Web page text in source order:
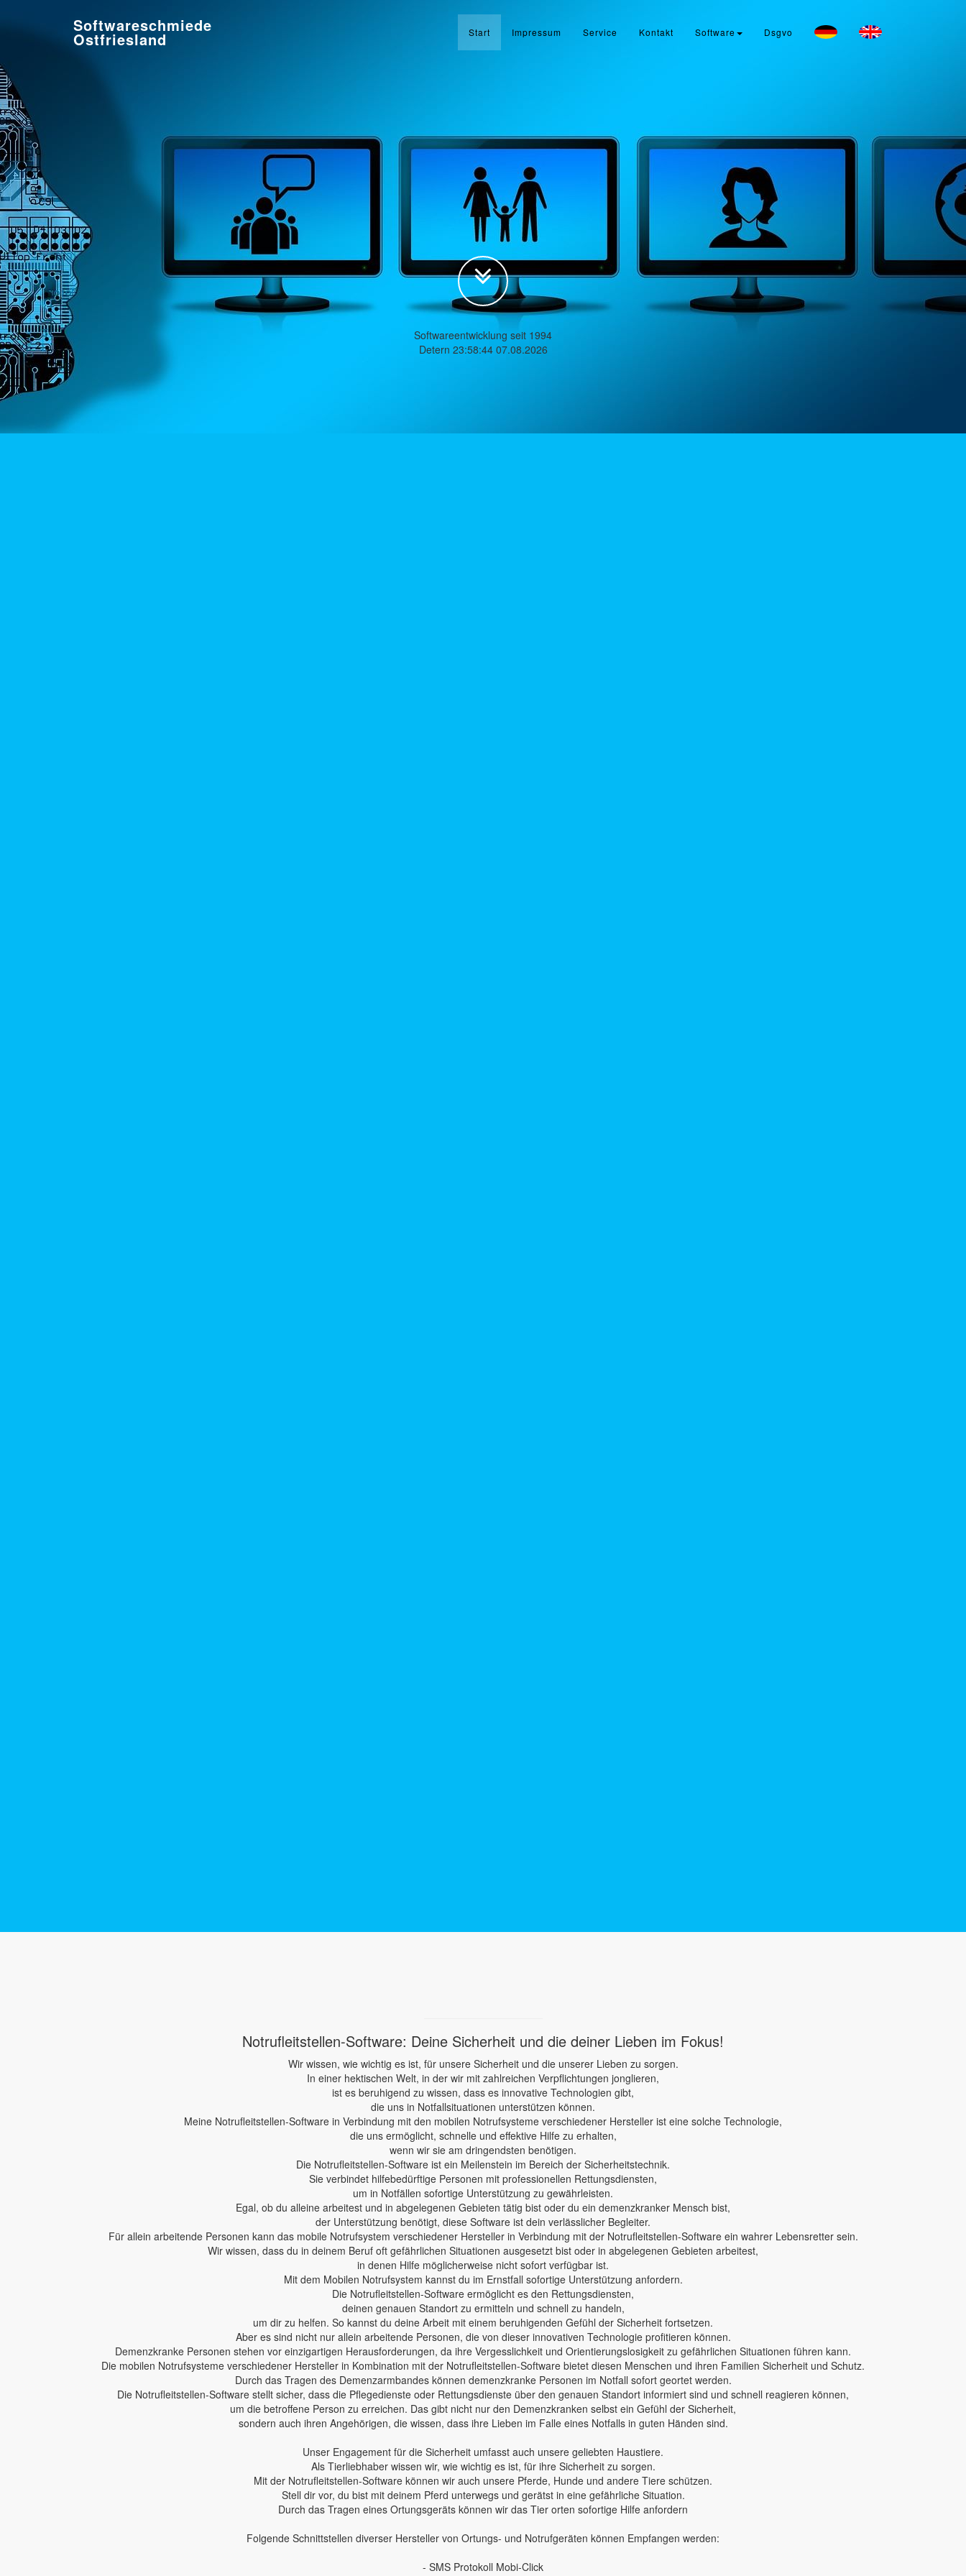
Softwareschmiede
Ostfriesland Start Impressum Service Kontakt Software Dsgvo
Softwareentwicklung seit 1994
Detern 23:58:44 07.08.2026
Notrufleitstellen-Software: Deine Sicherheit und die deiner Lieben im Fokus!
Wir wissen, wie wichtig es ist, für unsere Sicherheit und die unserer Lieben zu sorgen.
In einer hektischen Welt, in der wir mit zahlreichen Verpflichtungen jonglieren,
ist es beruhigend zu wissen, dass es innovative Technologien gibt,
die uns in Notfallsituationen unterstützen können.
Meine Notrufleitstellen-Software in Verbindung mit den mobilen Notrufsysteme verschiedener Hersteller ist eine solche Technologie,
die uns ermöglicht, schnelle und effektive Hilfe zu erhalten,
wenn wir sie am dringendsten benötigen.
Die Notrufleitstellen-Software ist ein Meilenstein im Bereich der Sicherheitstechnik.
Sie verbindet hilfebedürftige Personen mit professionellen Rettungsdiensten,
um in Notfällen sofortige Unterstützung zu gewährleisten.
Egal, ob du alleine arbeitest und in abgelegenen Gebieten tätig bist oder du ein demenzkranker Mensch bist,
der Unterstützung benötigt, diese Software ist dein verlässlicher Begleiter.
Für allein arbeitende Personen kann das mobile Notrufsystem verschiedener Hersteller in Verbindung mit der Notrufleitstellen-Software ein wahrer Lebensretter sein.
Wir wissen, dass du in deinem Beruf oft gefährlichen Situationen ausgesetzt bist oder in abgelegenen Gebieten arbeitest,
in denen Hilfe möglicherweise nicht sofort verfügbar ist.
Mit dem Mobilen Notrufsystem kannst du im Ernstfall sofortige Unterstützung anfordern.
Die Notrufleitstellen-Software ermöglicht es den Rettungsdiensten,
deinen genauen Standort zu ermitteln und schnell zu handeln,
um dir zu helfen. So kannst du deine Arbeit mit einem beruhigenden Gefühl der Sicherheit fortsetzen.
Aber es sind nicht nur allein arbeitende Personen, die von dieser innovativen Technologie profitieren können.
Demenzkranke Personen stehen vor einzigartigen Herausforderungen, da ihre Vergesslichkeit und Orientierungslosigkeit zu gefährlichen Situationen führen kann.
Die mobilen Notrufsysteme verschiedener Hersteller in Kombination mit der Notrufleitstellen-Software bietet diesen Menschen und ihren Familien Sicherheit und Schutz.
Durch das Tragen des Demenzarmbandes können demenzkranke Personen im Notfall sofort geortet werden.
Die Notrufleitstellen-Software stellt sicher, dass die Pflegedienste oder Rettungsdienste über den genauen Standort informiert sind und schnell reagieren können,
um die betroffene Person zu erreichen. Das gibt nicht nur den Demenzkranken selbst ein Gefühl der Sicherheit,
sondern auch ihren Angehörigen, die wissen, dass ihre Lieben im Falle eines Notfalls in guten Händen sind.
Unser Engagement für die Sicherheit umfasst auch unsere geliebten Haustiere.
Als Tierliebhaber wissen wir, wie wichtig es ist, für ihre Sicherheit zu sorgen.
Mit der Notrufleitstellen-Software können wir auch unsere Pferde, Hunde und andere Tiere schützen.
Stell dir vor, du bist mit deinem Pferd unterwegs und gerätst in eine gefährliche Situation.
Durch das Tragen eines Ortungsgeräts können wir das Tier orten sofortige Hilfe anfordern
Folgende Schnittstellen diverser Hersteller von Ortungs- und Notrufgeräten können Empfangen werden:
- SMS Protokoll Mobi-Click